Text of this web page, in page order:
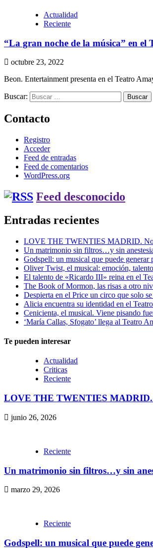
Actualidad
Reciente
“La gran noche de la música” en el
octubre 23, 2022
Beon. Entertainment presenta en el Teatro
Buscar:
Contacto
Registro
Acceder
Feed de entradas
Feed de comentarios
WordPress.org
Feed desconocido
Entradas recientes
LOVE THE TWENTIES MADRID. No
Un matrimonio sin filtros…y sin
Godspell: un musical que puede
Oliver Twist, el musical: emoción,
El talento de «Ricardo III» reina en el
The Book of Mormon, las risas a otro
Despierta en el Price un circo que solo
Alicia encuentra su identidad en el
Cenicienta, el musical. Viene pisando
‘María Callas, Sfogato’ llega al Teatro
Te pueden interesar
Actualidad
Criticas
Reciente
LOVE THE TWENTIES MADRID.
junio 26, 2026
Reciente
Un matrimonio sin filtros…y sin
marzo 29, 2026
Reciente
Godspell: un musical que puede